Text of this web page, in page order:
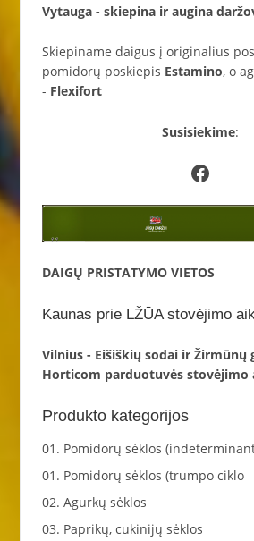
Vytauga - skiepina ir augina
Skiepiname daigus į originalius
pomidorų poskiepis Estamino, o
- Flexifort
Susisiekime:
DAIGŲ PRISTATYMO VIETOS
Kaunas prie LŽŪA stovėjimo
Vilnius - Eišiškių sodai ir Žirmūnų
Horticom parduotuvės stovėjimo
Produkto kategorijos
01. Pomidorų sėklos
01. Pomidorų sėklos (trumpo ciklo
02. Agurkų sėklos
03. Paprikų, cukinijų sėklos